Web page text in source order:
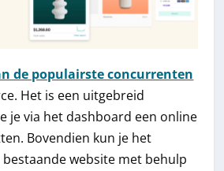
de populairste concurrenten
Het is een uitgebreid
je via het dashboard een online
Bovendien kun je het
website met behulp